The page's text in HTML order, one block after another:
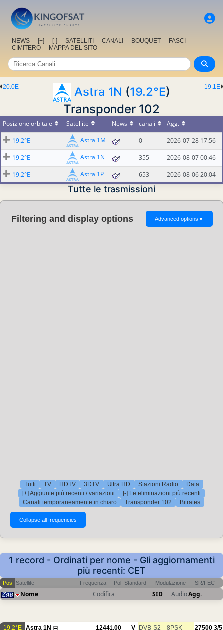
NEWS [+] [-] SATELLITI CANALI BOUQUET
FASCI
CIMITERO
MAPPA DEL SITO
19.1E
20.0E Astra 1N (19.2°E)
Transponder 102
Posizione orbitale Satellite News canali
Agg.
19.2°E
Astra 1M 0
2026-07-28 17:56
19.2°E
Astra 1N 355
2026-08-07 00:46
19.2°E
Astra 1P 653 2026-08-06 20:04
Tutte le trasmissioni
Filtering and display options Advanced options ▼
Tutti TV HDTV 3DTV Ultra HD Stazioni Radio
Data
[+] Aggiunte più recenti / variazioni
[-] Le eliminazioni più recenti
Canali temporaneamente in chiaro
Transponder 102 Bitrates
1 record - Ordinati per nome - Gli aggiornamenti
più recenti: CET
Pos Satellite Frequenza Pol Standard Modulazione SR/FEC
Nome Codifica SID AudioAgg.
19.2°E Astra 1N 12441.00 V DVB-S2 8PSK 27500 3/5